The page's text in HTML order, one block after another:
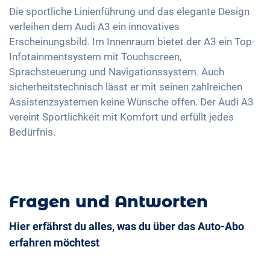
Innenspiegel automatisch abblendend
18 Zoll Alufelgen
Geschwindigkeitsbegrenzer
Sprachsteuerung
USB-Schnittstelle
Apple Car Play
Android Auto
Touchscreen
Full Digital Cockpit
Keyless Entry & Go
Sitzheizung vorne
Sitze Stoff
Sportsitze
Getönte Scheiben
Ambientbeleuchtung
Mittelarmlehne für Vordersitze
Die sportliche Linienführung und das elegante Design
verleihen dem Audi A3 ein innovatives
Erscheinungsbild. Im Innenraum bietet der A3 ein Top-
Infotainmentsystem mit Touchscreen,
Sprachsteuerung und Navigationssystem. Auch
sicherheitstechnisch lässt er mit seinen zahlreichen
Assistenzsystemen keine Wünsche offen. Der Audi A3
vereint Sportlichkeit mit Komfort und erfüllt jedes
Bedürfnis.
Fragen und Antworten
Hier erfährst du alles, was du über das Auto-Abo
erfahren möchtest